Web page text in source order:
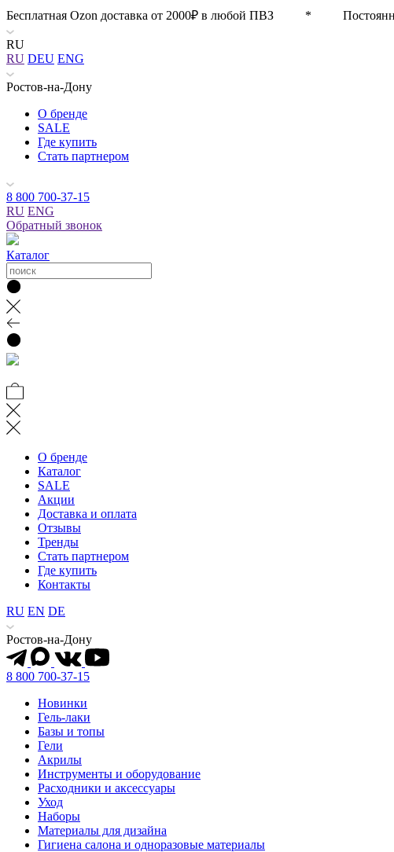
Бесплатная Ozon доставка от 2000₽ в любой ПВЗ *
RU
RU DEU ENG
Ростов-на-Дону
О бренде
SALE
Где купить
Стать партнером
8 800 700-37-15
RU ENG
Обратный звонок
Каталог
О бренде
Каталог
SALE
Акции
Доставка и оплата
Отзывы
Тренды
Стать партнером
Где купить
Контакты
RU EN DE
Ростов-на-Дону
8 800 700-37-15
Новинки
Гель-лаки
Базы и топы
Гели
Акрилы
Инструменты и оборудование
Расходники и аксессуары
Уход
Наборы
Материалы для дизайна
Гигиена салона и одноразовые материалы